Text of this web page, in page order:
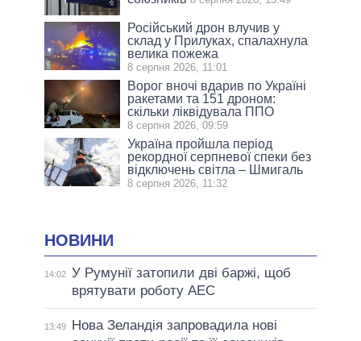
Російський дрон влучив у
склад у Прилуках, спалахнула
велика пожежа
8 серпня 2026, 11:01
Ворог вночі вдарив по Україні
ракетами та 151 дроном:
скільки ліквідувала ППО
8 серпня 2026, 09:59
Україна пройшла період
рекордної серпневої спеки без
відключень світла – Шмигаль
8 серпня 2026, 11:32
НОВИНИ
14:02 У Румунії затопили дві баржі, щоб
врятувати роботу АЕС
13:49
Нова Зеландія запровадила нові